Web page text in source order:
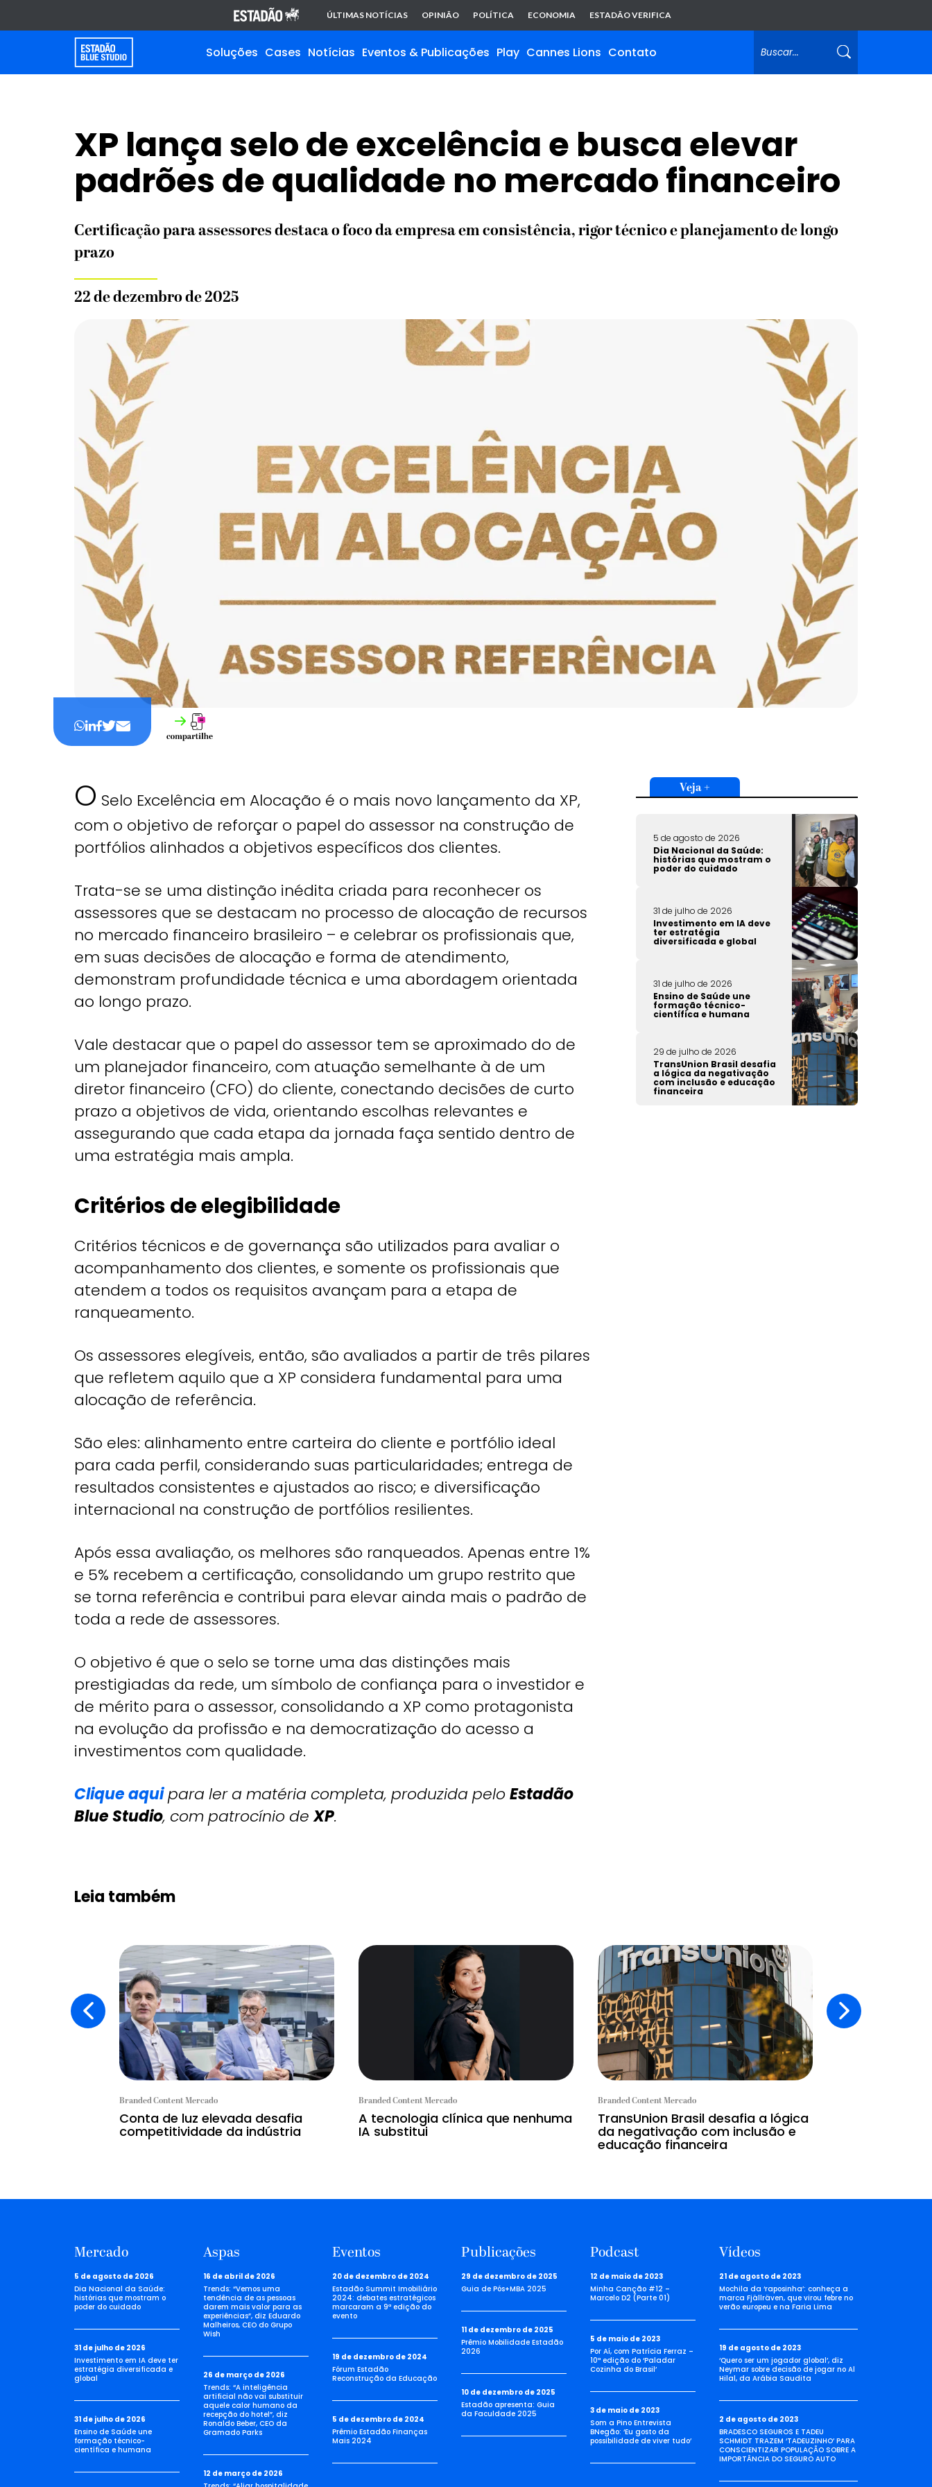
ÚLTIMAS NOTÍCIAS OPINIÃO POLÍTICA ECONOMIA ESTADÃO VERIFICA
Soluções Cases Notícias Eventos & Publicações Play Cannes Lions Contato
XP lança selo de excelência e busca elevar
padrões de qualidade no mercado financeiro
Certificação para assessores destaca o foco da empresa em consistência, rigor técnico e planejamento de longo
prazo
22 de dezembro de 2025
O Selo Excelência em Alocação é o mais novo lançamento da XP,
com o objetivo de reforçar o papel do assessor na construção de
portfólios alinhados a objetivos específicos dos clientes.
Trata-se se uma distinção inédita criada para reconhecer os
assessores que se destacam no processo de alocação de recursos
no mercado financeiro brasileiro – e celebrar os profissionais que,
em suas decisões de alocação e forma de atendimento,
demonstram profundidade técnica e uma abordagem orientada
ao longo prazo.
Vale destacar que o papel do assessor tem se aproximado do de
um planejador financeiro, com atuação semelhante à de um
diretor financeiro (CFO) do cliente, conectando decisões de curto
prazo a objetivos de vida, orientando escolhas relevantes e
assegurando que cada etapa da jornada faça sentido dentro de
uma estratégia mais ampla.
Critérios de elegibilidade
Critérios técnicos e de governança são utilizados para avaliar o
acompanhamento dos clientes, e somente os profissionais que
atendem a todos os requisitos avançam para a etapa de
ranqueamento.
Os assessores elegíveis, então, são avaliados a partir de três pilares
que refletem aquilo que a XP considera fundamental para uma
alocação de referência.
São eles: alinhamento entre carteira do cliente e portfólio ideal
para cada perfil, considerando suas particularidades; entrega de
resultados consistentes e ajustados ao risco; e diversificação
internacional na construção de portfólios resilientes.
Após essa avaliação, os melhores são ranqueados. Apenas entre 1%
e 5% recebem a certificação, consolidando um grupo restrito que
se torna referência e contribui para elevar ainda mais o padrão de
toda a rede de assessores.
O objetivo é que o selo se torne uma das distinções mais
prestigiadas da rede, um símbolo de confiança para o investidor e
de mérito para o assessor, consolidando a XP como protagonista
na evolução da profissão e na democratização do acesso a
investimentos com qualidade.
Clique aquipara ler a matéria completa, produzida peloEstadão
Blue Studio, com patrocínio deXP.
Veja +
5 de agosto de 2026
Dia Nacional da Saúde:
histórias que mostram o
poder do cuidado
31 de julho de 2026
Investimento em IA deve
ter estratégia
diversificada e global
31 de julho de 2026
Ensino de Saúde une
formação técnico-
científica e humana
29 de julho de 2026
TransUnion Brasil desafia
a lógica da negativação
com inclusão e educação
financeira
Leia também
Branded Content Mercado
Conta de luz elevada desafia
competitividade da indústria
Branded Content Mercado
A tecnologia clínica que nenhuma
IA substitui
Branded Content Mercado
TransUnion Brasil desafia a lógica
da negativação com inclusão e
educação financeira
Mercado
5 de agosto de 2026
Dia Nacional da Saúde:
histórias que mostram o
poder do cuidado
31 de julho de 2026
Investimento em IA deve ter
estratégia diversificada e
global
31 de julho de 2026
Ensino de Saúde une
formação técnico-
científica e humana
Aspas
16 de abril de 2026
Trends: “Vemos uma
tendência de as pessoas
darem mais valor para as
experiências”, diz Eduardo
Malheiros, CEO do Grupo
Wish
26 de março de 2026
Trends: “A inteligência
artificial não vai substituir
aquele calor humano da
recepção do hotel”, diz
Ronaldo Beber, CEO da
Gramado Parks
12 de março de 2026
Eventos
20 de dezembro de 2024
Estadão Summit Imobiliário
2024: debates estratégicos
marcaram a 9ª edição do
evento
19 de dezembro de 2024
Fórum Estadão
Reconstrução da Educação
5 de dezembro de 2024
Prêmio Estadão Finanças
Mais 2024
Publicações
29 de dezembro de 2025
Guia de Pós+MBA 2025
11 de dezembro de 2025
Prêmio Mobilidade Estadão
2026
10 de dezembro de 2025
Estadão apresenta: Guia
da Faculdade 2025
Podcast
12 de maio de 2023
Minha Canção #12 –
Marcelo D2 (Parte 01)
5 de maio de 2023
Por Aí, com Patrícia Ferraz –
10ª edição do ‘Paladar
Cozinha do Brasil’
3 de maio de 2023
Som a Pino Entrevista
BNegão: ‘Eu gosto da
possibilidade de viver tudo’
Vídeos
21 de agosto de 2023
Mochila da ‘raposinha’: conheça a
marca Fjällräven, que virou febre no
verão europeu e na Faria Lima
19 de agosto de 2023
‘Quero ser um jogador global’, diz
Neymar sobre decisão de jogar no Al
Hilal, da Arábia Saudita
2 de agosto de 2023
BRADESCO SEGUROS E TADEU
SCHMIDT TRAZEM ‘TADEUZINHO’ PARA
CONSCIENTIZAR POPULAÇÃO SOBRE A
IMPORTÂNCIA DO SEGURO AUTO